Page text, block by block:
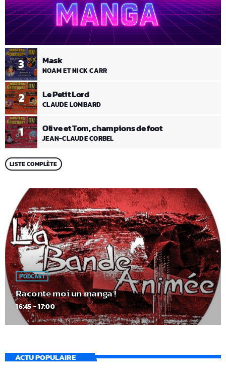
1 Olive et Tom, champions de foot
JEAN-CLAUDE CORBEL
2 Le Petit Lord
CLAUDE LOMBARD
3 Mask
NOAM ET NICK CARR
LISTE COMPLÈTE
PODCAST
Raconte moi un manga !
16:45 - 17:00
ACTU POPULAIRE